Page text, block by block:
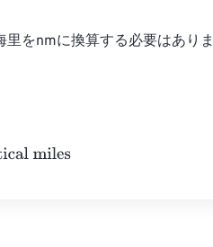
をnmに換算する必要はありま
miles